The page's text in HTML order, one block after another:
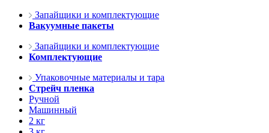
Запайщики и комплектующие
Вакуумные пакеты
Запайщики и комплектующие
Комплектующие
Упаковочные материалы и тара
Стрейч пленка
Ручной
Машинный
2 кг